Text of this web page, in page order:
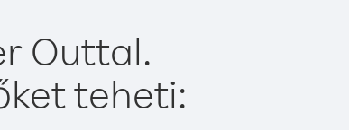
Outtal.
teheti: